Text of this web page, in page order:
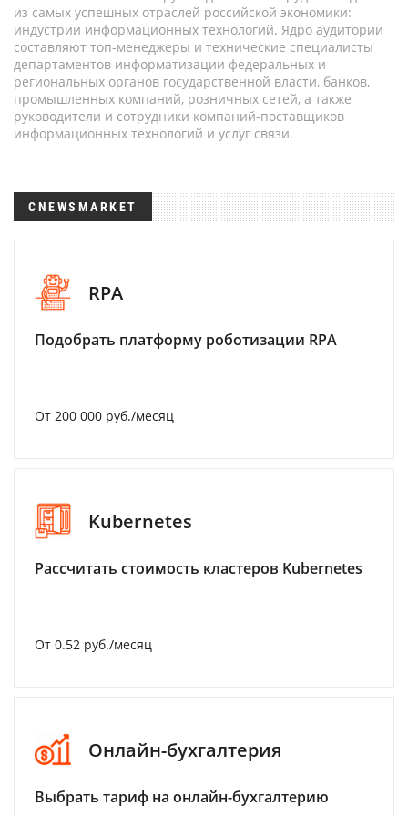
из самых успешных отраслей российской экономики:
индустрии информационных технологий. Ядро аудитории
составляют топ-менеджеры и технические специалисты
департаментов информатизации федеральных и
региональных органов государственной власти, банков,
промышленных компаний, розничных сетей, а также
руководители и сотрудники компаний-поставщиков
информационных технологий и услуг связи.
CNEWSMARKET
RPA
Подобрать платформу роботизации RPA
От 200 000 руб./месяц
Kubernetes
Рассчитать стоимость кластеров Kubernetes
От 0.52 руб./месяц
Онлайн-бухгалтерия
Выбрать тариф на онлайн-бухгалтерию